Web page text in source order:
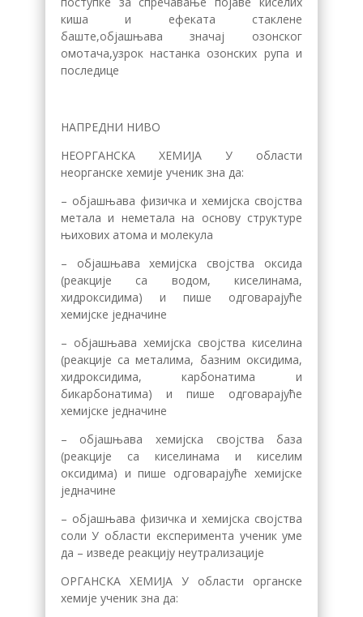
киша и ефеката стаклене
баште,објашњава значај озонског
омотача,узрок настанка озонских рупа и
последице
НАПРЕДНИ НИВО
НЕОРГАНСКА ХЕМИЈА У области
неорганске хемије ученик зна да:
– објашњава физичка и хемијска својства
метала и неметала на основу структуре
њихових атома и молекула
– објашњава хемијска својства оксида
(реакције са водом, киселинама,
хидроксидима) и пише одговарајуће
хемијске једначине
– објашњава хемијска својства киселина
(реакције са металима, базним оксидима,
хидроксидима, карбонатима и
бикарбонатима) и пише одговарајуће
хемијске једначине
– објашњава хемијска својства база
(реакције са киселинама и киселим
оксидима) и пише одговарајуће хемијске
једначине
– објашњава физичка и хемијска својства
соли У области експеримента ученик уме
да – изведе реакцију неутрализације
ОРГАНСКА ХЕМИЈА У области органске
хемије ученик зна да: